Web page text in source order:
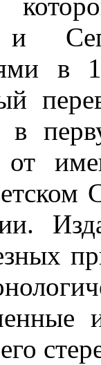
и
в
от